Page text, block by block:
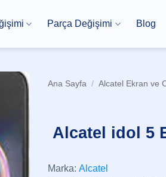
Parça Değişimi Blog
Ana Sayfa / Alcatel Ekran ve
Alcatel idol 5
Marka: Alcatel